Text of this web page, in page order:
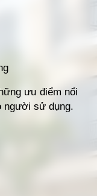
ưu điểm nổi
người sử dụng.